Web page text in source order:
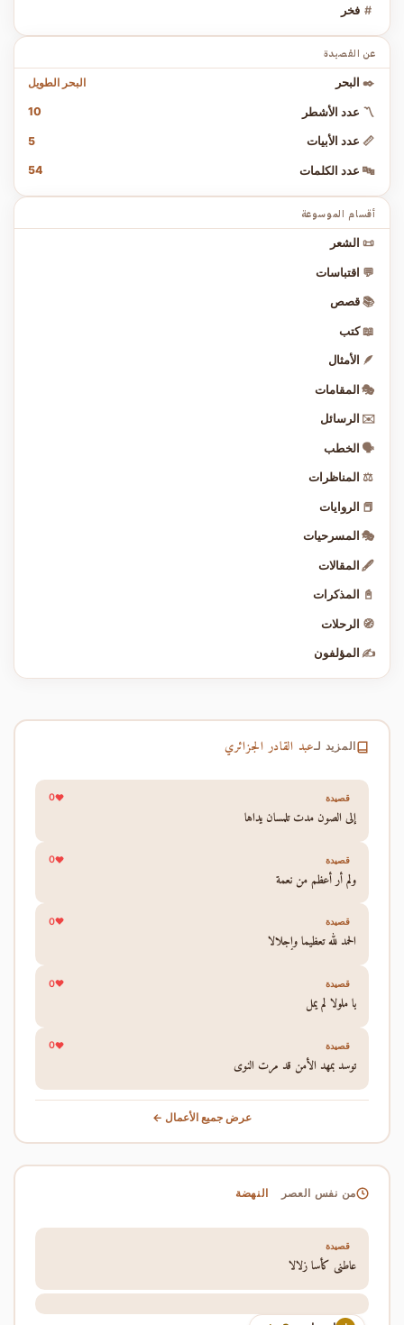
# فخر
عن القصيدة
✒️ البحر البحر الطويل
〽️ عدد الأشطر 10
📏 عدد الأبيات 5
🔤 عدد الكلمات 54
أقسام الموسوعة
📜 الشعر
💬 اقتباسات
📚 قصص
📖 كتب
🪶 الأمثال
🎭 المقامات
✉️ الرسائل
🗣️ الخطب
⚖️ المناظرات
📕 الروايات
🎭 المسرحيات
🖋️ المقالات
📓 المذكرات
🧭 الرحلات
✍️ المؤلفون
المزيد لـعبد القادر الجزائري
قصيدة 0
إلى الصون مدت تلمسان يداها
قصيدة 0
ولم أر أعظم من نعمة
قصيدة 0
الحمد لله تعظيما وإجلالا
قصيدة 0
يا ملولا لم يمل
قصيدة 0
توسد بمهد الأمن قد مرت النوى
عرض جميع الأعمال ←
من نفس العصر النهضة
قصيدة
عاطني كأسا زلالا